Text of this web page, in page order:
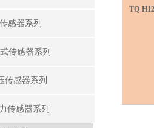
感器系列
传感器系列
传感器系列
传感器系列
TQ-H12